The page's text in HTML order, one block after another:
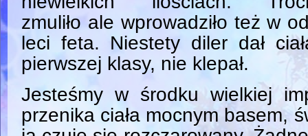
zmuliło ale wprowadziło też w
leci feta. Niestety diler dał
pierwszej klasy, nie klepał.
Jesteśmy w środku wielkiej
przenika ciała mocnym basem,